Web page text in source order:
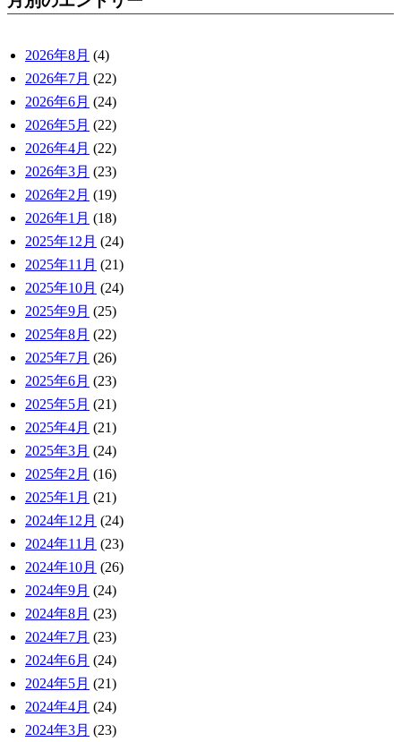
2026年8月 (4)
2026年7月 (22)
2026年6月 (24)
2026年5月 (22)
2026年4月 (22)
2026年3月 (23)
2026年2月 (19)
2026年1月 (18)
2025年12月 (24)
2025年11月 (21)
2025年10月 (24)
2025年9月 (25)
2025年8月 (22)
2025年7月 (26)
2025年6月 (23)
2025年5月 (21)
2025年4月 (21)
2025年3月 (24)
2025年2月 (16)
2025年1月 (21)
2024年12月 (24)
2024年11月 (23)
2024年10月 (26)
2024年9月 (24)
2024年8月 (23)
2024年7月 (23)
2024年6月 (24)
2024年5月 (21)
2024年4月 (24)
2024年3月 (23)